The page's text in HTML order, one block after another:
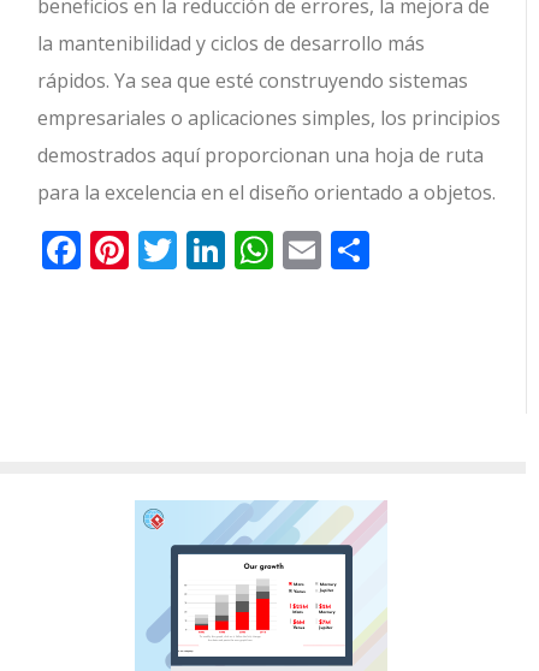
beneficios en la reducción de errores, la mejora de
la mantenibilidad y ciclos de desarrollo más
rápidos. Ya sea que esté construyendo sistemas
empresariales o aplicaciones simples, los principios
demostrados aquí proporcionan una hoja de ruta
para la excelencia en el diseño orientado a objetos.
Facebook
Pinterest
Twitter
LinkedIn
WhatsApp
Email